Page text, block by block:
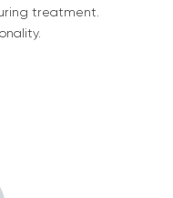
treatment.